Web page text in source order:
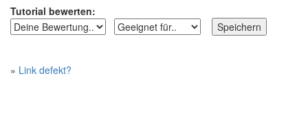
Tutorial bewerten:
» Link defekt?